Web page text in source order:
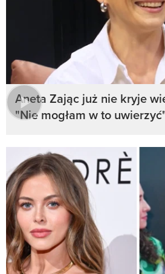
Aneta Zając już nie kryje
"Nie mogłam w to